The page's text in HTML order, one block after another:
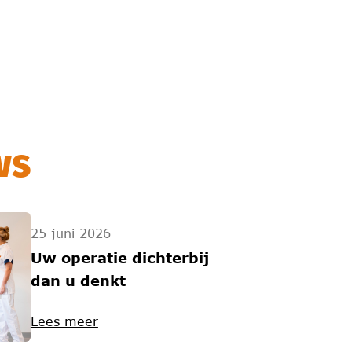
25 juni 2026
Uw operatie dichterbij
dan u denkt
Lees meer